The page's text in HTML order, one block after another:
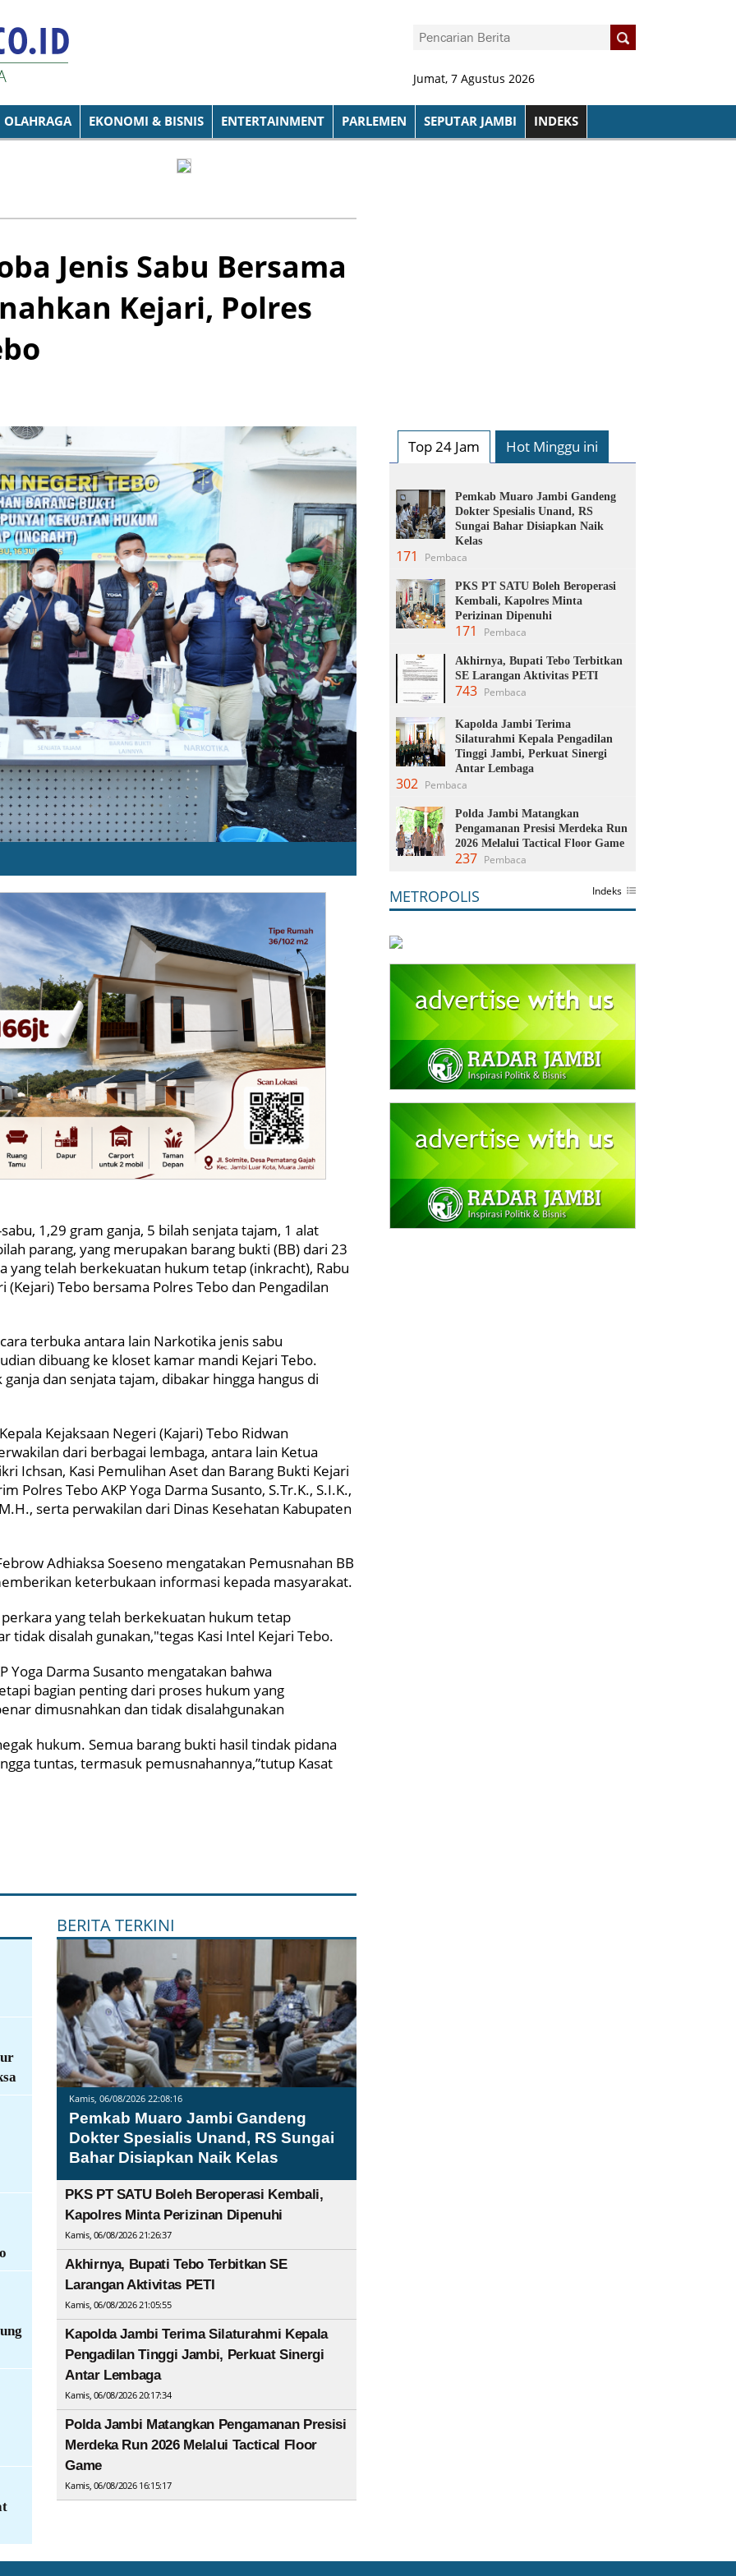
Jumat, 7 Agustus 2026
OLAHRAGA EKONOMI & BISNIS ENTERTAINMENT PARLEMEN SEPUTAR JAMBI INDEKS
Jenis Sabu Bersama
Kejari, Polres
1,29 gram ganja, 5 bilah senjata tajam, 1 alat
parang, yang merupakan barang bukti (BB) dari 23
telah berkekuatan hukum tetap (inkracht), Rabu
Tebo bersama Polres Tebo dan Pengadilan
terbuka antara lain Narkotika jenis sabu
dibuang ke kloset kamar mandi Kejari Tebo.
dan senjata tajam, dibakar hingga hangus di
Kejaksaan Negeri (Kajari) Tebo Ridwan
dari berbagai lembaga, antara lain Ketua
Ichsan, Kasi Pemulihan Aset dan Barang Bukti Kejari
Polres Tebo AKP Yoga Darma Susanto, S.Tr.K., S.I.K.,
serta perwakilan dari Dinas Kesehatan Kabupaten
Adhiaksa Soeseno mengatakan Pemusnahan BB
keterbukaan informasi kepada masyarakat.
yang telah berkekuatan hukum tetap
tidak disalah gunakan,"tegas Kasi Intel Kejari Tebo.
Yoga Darma Susanto mengatakan bahwa
bagian penting dari proses hukum yang
dimusnahkan dan tidak disalahgunakan
hukum. Semua barang bukti hasil tindak pidana
tuntas, termasuk pemusnahannya,”tutup Kasat
BERITA TERKINI
Kamis, 06/08/2026 22:08:16
Pemkab Muaro Jambi Gandeng
Dokter Spesialis Unand, RS Sungai
Bahar Disiapkan Naik Kelas
PKS PT SATU Boleh Beroperasi Kembali,
Kapolres Minta Perizinan Dipenuhi
Kamis, 06/08/2026 21:26:37
Akhirnya, Bupati Tebo Terbitkan SE
Larangan Aktivitas PETI
Kamis, 06/08/2026 21:05:55
Kapolda Jambi Terima Silaturahmi Kepala
Pengadilan Tinggi Jambi, Perkuat Sinergi
Antar Lembaga
Kamis, 06/08/2026 20:17:34
Polda Jambi Matangkan Pengamanan Presisi
Merdeka Run 2026 Melalui Tactical Floor
Game
Kamis, 06/08/2026 16:15:17
Top 24 Jam Hot Minggu ini
Pemkab Muaro Jambi Gandeng
Dokter Spesialis Unand, RS
Sungai Bahar Disiapkan Naik
Kelas
171 Pembaca
PKS PT SATU Boleh Beroperasi
Kembali, Kapolres Minta
Perizinan Dipenuhi
171 Pembaca
Akhirnya, Bupati Tebo Terbitkan
SE Larangan Aktivitas PETI
743 Pembaca
Kapolda Jambi Terima
Silaturahmi Kepala Pengadilan
Tinggi Jambi, Perkuat Sinergi
Antar Lembaga
302 Pembaca
Polda Jambi Matangkan
Pengamanan Presisi Merdeka Run
2026 Melalui Tactical Floor Game
237 Pembaca
METROPOLIS Indeks